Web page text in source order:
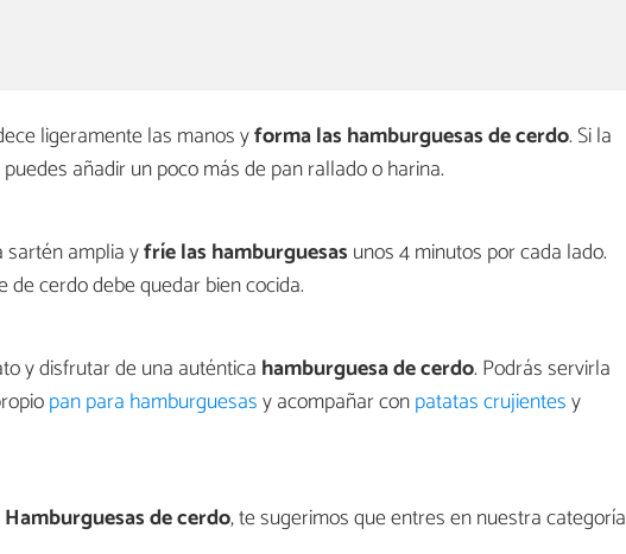
ligeramente las manos yforma las hamburguesas de cerdo. Si la
añadir un poco más de pan rallado o harina.
sartén amplia yfríe las hamburguesas unos 4 minutos por cada lado.
de cerdo debe quedar bien cocida.
y disfrutar de una auténticahamburguesa de cerdo. Podrás servirla
pan para hamburguesasy acompañar conpatatas crujientesy
Hamburguesas de cerdo, te sugerimos que entres en nuestra categoría